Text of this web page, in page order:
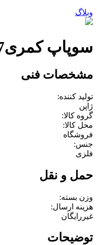
وبلاگ
سوپاپ کمری2007
مشخصات فنی
تولید کننده:
ژاپن
گروه کالا:
محل کالا:
فروشگاه
جنس:
فلزی
حمل و نقل
وزن بسته:
هزینه ارسال:
غیررایگان
توضیحات